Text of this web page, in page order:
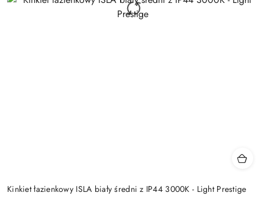
Kinkiet łazienkowy ISLA biały średni z IP44 3000K - Light Prestige